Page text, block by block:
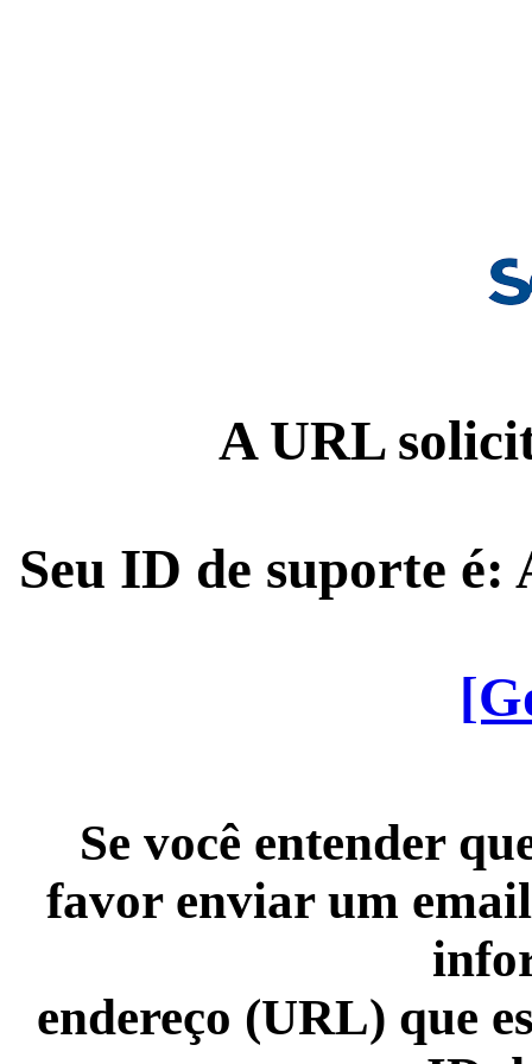
A URL
Seu ID de suporte é:
Se você entender
favor enviar um
endereço (URL) que